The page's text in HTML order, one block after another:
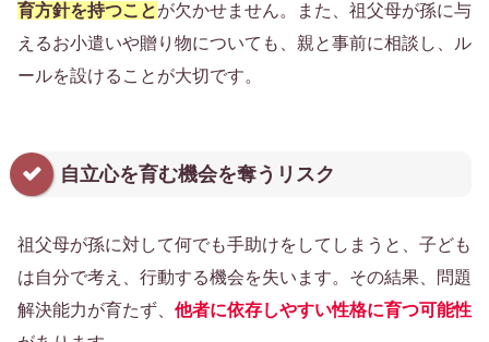
育方針を持つことが欠かせません。また、祖父母が孫に与
えるお小遣いや贈り物についても、親と事前に相談し、ル
ールを設けることが大切です。
自立心を育む機会を奪うリスク
祖父母が孫に対して何でも手助けをしてしまうと、子ども
は自分で考え、行動する機会を失います。その結果、問題
解決能力が育たず、 他者に依存しやすい性格に育つ可能性